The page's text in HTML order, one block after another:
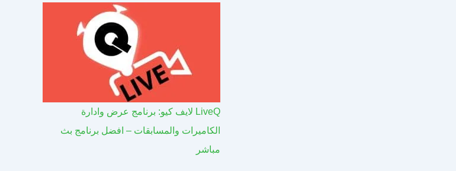
LiveQ لايف كيو: برنامج عرض وادارة
الكاميرات والمسابقات – افضل برنامج بث
مباشر